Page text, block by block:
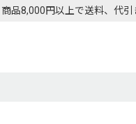
商品8,000円以上で送料、代引